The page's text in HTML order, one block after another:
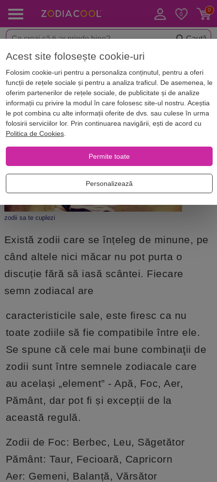
Caută
Acasă Blog Horoscop. Zodii
Cele mai bune combinații de zodii.
Cu cine este bine să te cuplezi
zodii sa te cuplezi
Există zodii care se înțeleg de minune, pe
când altele nici măcar nu pot purta o
discuție fără să iasă scântei. Fiecare
semn zodiacal are
caracteristicile sale, este firesc ca nu
toate zodiile să fie compatibile între ele.
Se spune că cele mai bune combinaţii de
zodii sunt între semnele zodiacale care
au același „element” - Apă, Foc, Aer,
Pământ, dar pot fi și excepții de la
această regulă.
Zodii de Foc: Berbec, Leu, Săgetător
Pământ: Taur, Fecioară, Capricorn
Aer: Gemeni, Balanță, Vărsător
Acest site folosește cookie-uri
Folosim cookie-uri pentru a personaliza conținutul, pentru a oferi
funcții de rețele sociale și pentru a analiza traficul. De asemenea, le
oferim partenerilor de rețele sociale, de publicitate și de analize
informații cu privire la modul în care folosesc site-ul nostru. Aceștia
le pot combina cu alte informații oferite de dvs. sau culese în urma
folosirii serviciilor lor. Prin continuarea navigării, ești de acord cu
Politica de Cookies.
Permite toate
Personalizează